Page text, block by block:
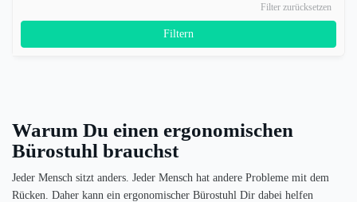
Filter zurücksetzen
Filtern
Warum Du einen ergonomischen
Bürostuhl brauchst
Jeder Mensch sitzt anders. Jeder Mensch hat andere Probleme mit dem
Rücken. Daher kann ein ergonomischer Bürostuhl Dir dabei helfen